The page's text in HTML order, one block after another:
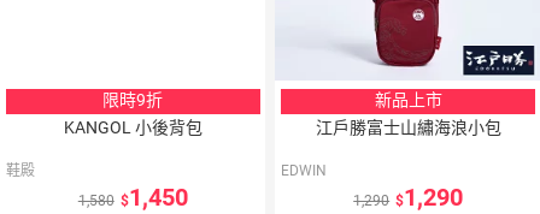
限時9折
KANGOL 小後背包
鞋殿
1,580
1,450
新品上市
江戶勝富士山繡海浪小包
EDWIN
1,290
1,290